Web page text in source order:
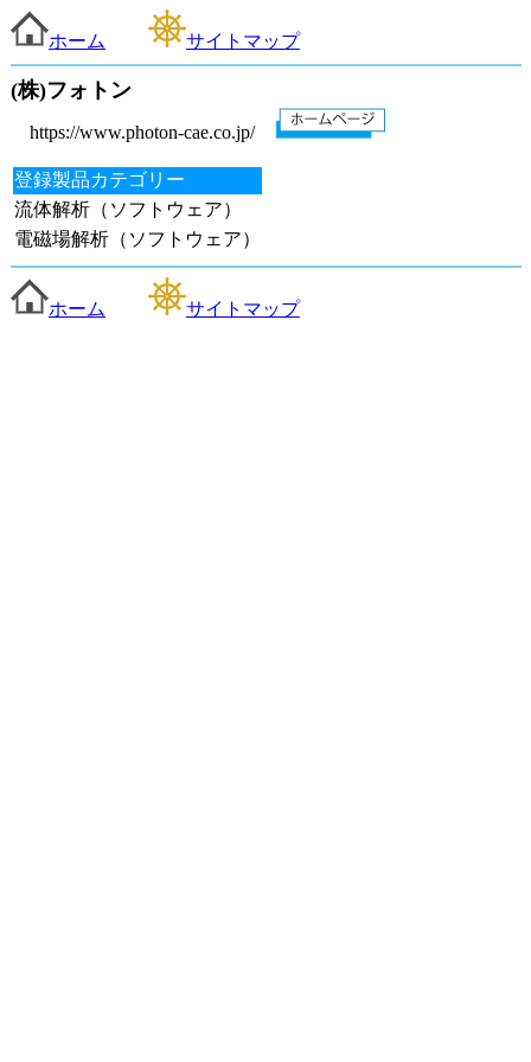
ホーム サイトマップ
(株)フォトン
https://www.photon-cae.co.jp/
登録製品カテゴリー
流体解析（ソフトウェア）
電磁場解析（ソフトウェア）
ホーム サイトマップ